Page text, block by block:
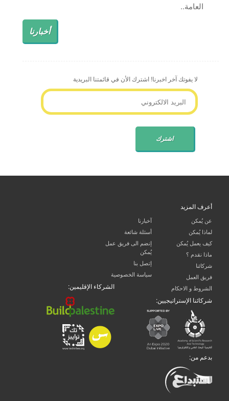
العامة..
أخبارنا
لا يفوتك آخر اخبرنا! اشترك الأن في قائمتنا البريدية
أعرف المزيد
عن يُمكن
لماذا يُمكن
كيف يعمل يُمكن
ماذا نقدم ؟
شركائنا
فريق العمل
الشروط و الاحكام
آخبارنا
أسئلة شائعة
إنضم الى فريق عمل
يُمكن
إتصل بنا
سياسة الخصوصية
الشركاء الإقليمين:
شركائنا الإستراتيجيين:
بدعم من: